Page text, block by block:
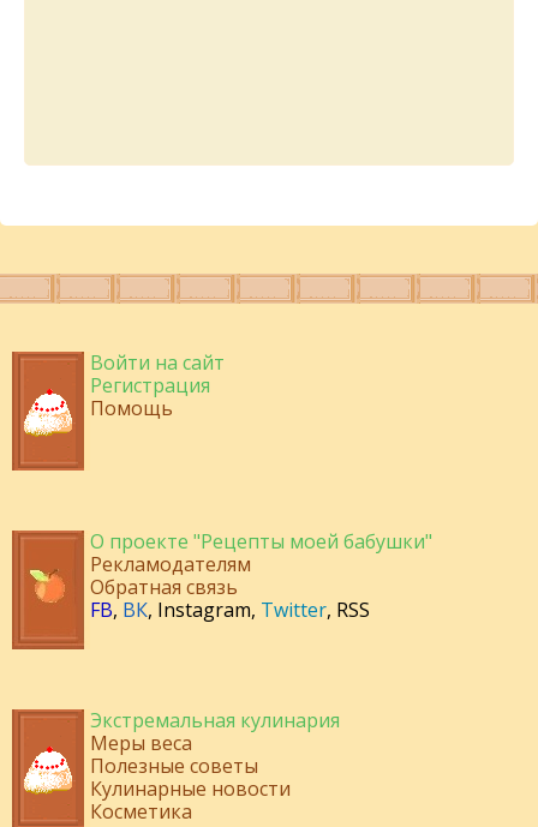
Войти на сайт
Регистрация
Помощь
О проекте "Рецепты моей бабушки"
Рекламодателям
Обратная связь
FB, ВК, Instagram, Twitter, RSS
Экстремальная кулинария
Меры веса
Полезные советы
Кулинарные новости
Косметика